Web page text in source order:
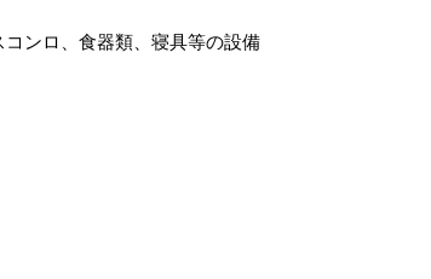
ンロ、食器類、寝具等の設備